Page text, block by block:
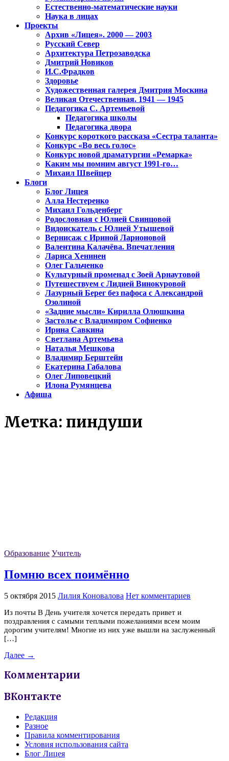
Естественно-математические науки
Наука в лицах
Проекты
Архив «Лицея». 2000 — 2003
Русский Север
Архитектура Петрозаводска
Дмитрий Новиков
И.С.Фрадков
Здоровье
Художественная галерея Дмитрия Москина
Великая Отечественная. 1941 — 1945
Педагогика С. Артемьевой
Педагогика школы
Педагогика двора
Конкурс короткого рассказа «Сестра таланта»
Конкурс «Во весь голос»
Конкурс новой драматургии «Ремарка»
Каким мы помним август 1991-го…
Михаил Швейцер
Блоги
Блог Лицея
Алла Нестеренко
Михаил Гольденберг
Родословная с Юлией Свинцовой
Видоискатель с Юлией Утышевой
Вернисаж с Ириной Ларионовой
Валентина Калачёва. Впечатления
Лариса Хенинен
Олег Гальченко
Культурный променад с Зоей Арнаутовой
Путешествуем с Лидией Винокуровой
Лазурный Берег без пафоса с Александрой
Озолиной
«Задние мысли» Кирилла Олюшкина
Застолье с Владимиром Софиенко
Ирина Савкина
Светлана Артемьева
Наталья Мешкова
Владимир Берштейн
Екатерина Габалова
Олег Липовецкий
Илона Румянцева
Афиша
Метка: пиндуши
Образование Учитель
Помню всех поимённо
5 октября 2015 Лилия Коновалова Нет комментариев
Из почты В День учителя хочется передать привет и
поздравления с самыми теплыми пожеланиями всем моим
дорогим учителям! Многие из них уже вышли на заслуженный
[…]
Далее →
Комментарии
ВКонтакте
Редакция
Разное
Правила комментирования
Условия использования сайта
Блог Лицея